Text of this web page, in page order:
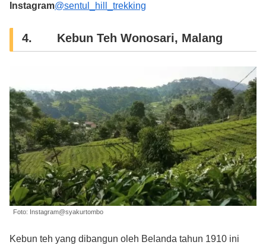
Instagram@sentul_hill_trekking
4. Kebun Teh Wonosari, Malang
Foto: Instagram@syakurtombo
Kebun teh yang dibangun oleh Belanda tahun 1910 ini